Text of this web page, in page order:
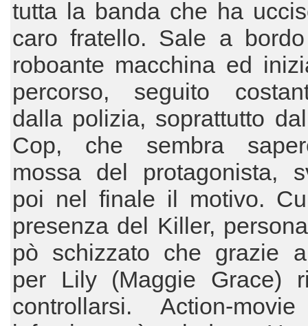
tutta la banda che ha
caro fratello. Sale a
roboante macchina ed
percorso, seguito
dalla polizia, soprattutto
Cop, che sembra
mossa del protagonista,
poi nel finale il motivo.
presenza del Killer,
pò schizzato che grazie
per Lily (Maggie Grace)
controllarsi. Action-